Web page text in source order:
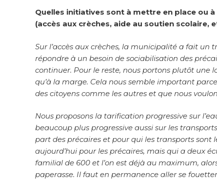
Quelles initiatives sont à mettre en place ou
(accès aux crèches, aide au soutien scolaire,
Sur l’accès aux crèches, la municipalité a fait
répondre à un besoin de sociabilisation des
continuer. Pour le reste, nous portons plutôt
qu’à la marge. Cela nous semble important
des citoyens comme les autres et que nous
Nous proposons la tarification progressive sur
beaucoup plus progressive aussi sur les
part des précaires et pour qui les transports sont
aujourd’hui pour les précaires, mais qui a deux
familial de 600 et l’on est déjà au maximum,
paperasse. Il faut en permanence aller se